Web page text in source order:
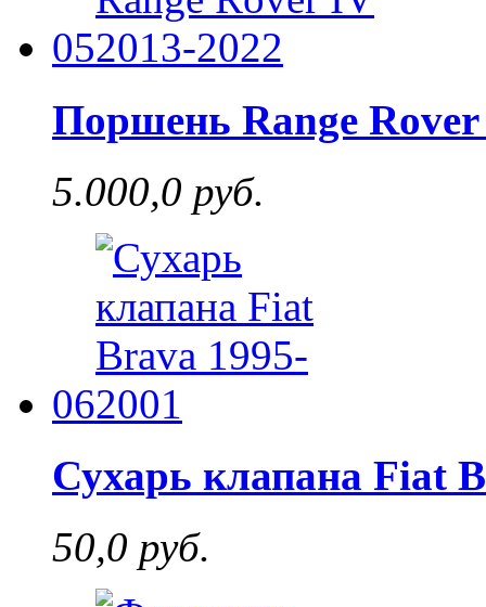
05
Поршень Range
5.000,0 руб.
06
Сухарь клапана Fiat
50,0 руб.